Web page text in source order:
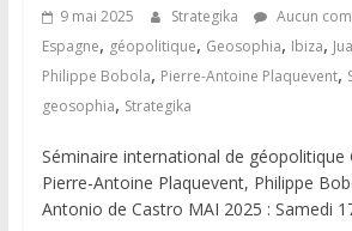
9 mai 2025 Strategika
Aucun
Espagne, géopolitique, Geosophia, Ibiza,
Philippe Bobola, Pierre-Antoine Plaquevent,
geosophia, Strategika
Séminaire international de géopolitique
Pierre-Antoine Plaquevent, Philippe
Antonio de Castro MAI 2025 : Samedi